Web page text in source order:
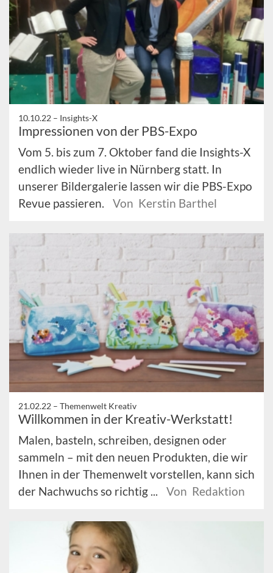
10.10.22 – Insights-X
Impressionen von der PBS-Expo
Vom 5. bis zum 7. Oktober fand die Insights-X
endlich wieder live in Nürnberg statt. In
unserer Bildergalerie lassen wir die PBS-Expo
Revue passieren.
Von Kerstin Barthel
21.02.22 – Themenwelt Kreativ
Willkommen in der Kreativ-Werkstatt!
Malen, basteln, schreiben, designen oder
sammeln – mit den neuen Produkten, die wir
Ihnen in der Themenwelt vorstellen, kann sich
der Nachwuchs so richtig ...
Von Redaktion